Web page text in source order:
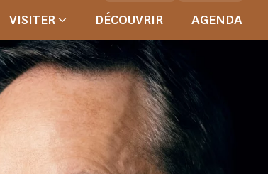
VISITER DÉCOUVRIR AGENDA